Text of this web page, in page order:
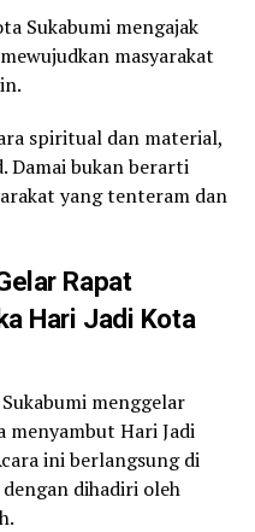
Sukabumi mengajak
masyarakat
spiritual dan material,
Damai bukan berarti
yang tenteram dan
Rapat
Hari Jadi Kota
menggelar
menyambut Hari Jadi
ini berlangsung di
dihadiri oleh